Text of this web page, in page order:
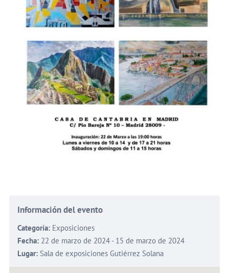
Información del evento
Categoría: Exposiciones
Fecha: 22 de marzo de 2024 - 15 de marzo de 2024
Lugar: Sala de exposiciones Gutiérrez Solana